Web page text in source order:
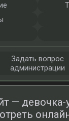
— девочка-
Задать вопрос
администрации